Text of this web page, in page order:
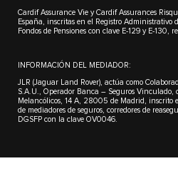
Cardif Assurance Vie y Cardif Assurances
España, inscritas en el Registro Administrativo
Fondos de Pensiones con clave E-129 y E-130,
INFORMACIÓN DEL MEDIADOR:
JLR (Jaguar Land Rover), actúa como
S.A.U., Operador Banca – Seguros Vinculado,
Melancólicos, 14 A, 28005 de Madrid, inscrito
de mediadores de seguros, corredores de
DGSFP con la clave OV0046.